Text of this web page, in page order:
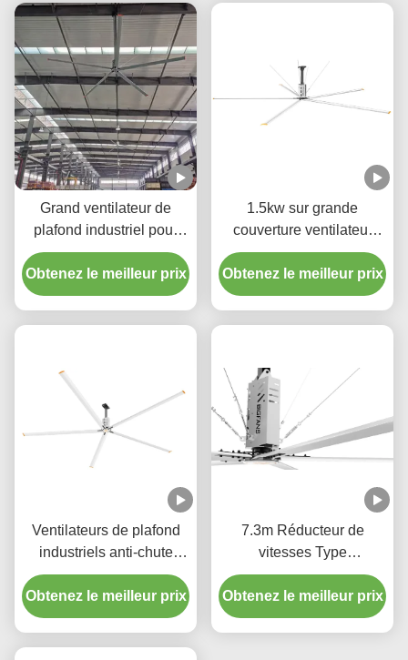
Grand ventilateur de
plafond industriel pour
entrepôt et atelier avec
moteur à engrenage
Obtenez le meilleur prix
1.5kw sur grande
couverture ventilateur
industriel grand plafond
pour les usines
Obtenez le meilleur prix
Ventilateurs de plafond
industriels anti-chute
avec inverseurs à lames
en aluminium et
magnésium 380V
Obtenez le meilleur prix
7.3m Réducteur de
vitesses Type
d'installation industrielle
Ventilateurs HVL pour les
stations de circulation
Obtenez le meilleur prix